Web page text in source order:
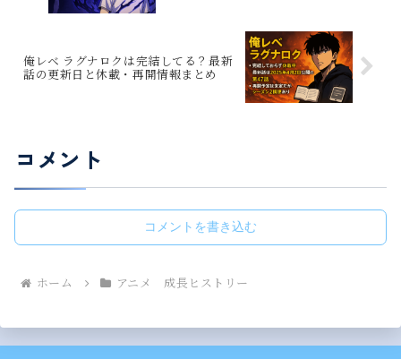
俺レベ ラグナロクは完結してる？最新
話の更新日と休載・再開情報まとめ
コメント
コメントを書き込む
ホーム アニメ 成長ヒストリー